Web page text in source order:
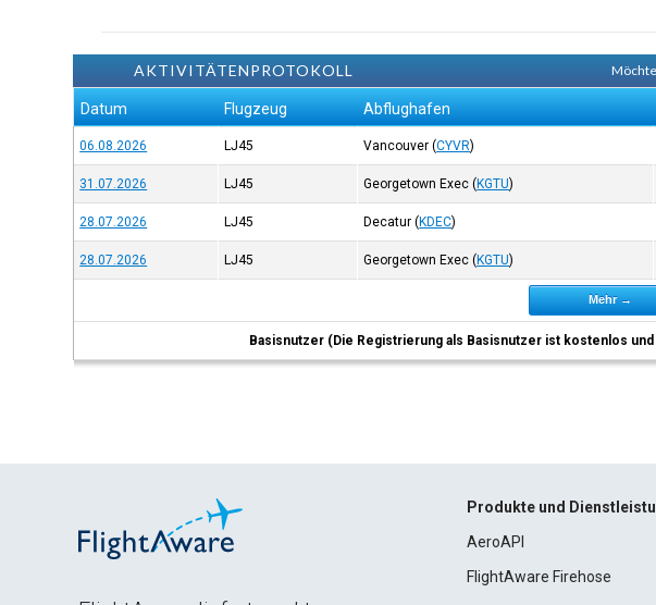
AKTIVITÄTENPROTOKOLL
Datum Flugzeug Abflughafen
06.08.2026 LJ45 Vancouver (CYVR)
31.07.2026 LJ45 Georgetown Exec (KGTU)
28.07.2026 LJ45 Decatur (KDEC)
28.07.2026 LJ45 Georgetown Exec (KGTU)
Mehr →
Basisnutzer (Die Registrierung als Basisnutzer ist kostenlos
Produkte und
AeroAPI
FlightAware Firehose